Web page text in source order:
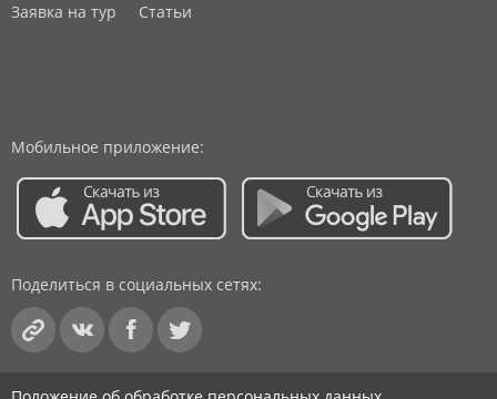
Заявка на тур
Статьи
Мобильное приложение:
Поделиться в социальных сетях: